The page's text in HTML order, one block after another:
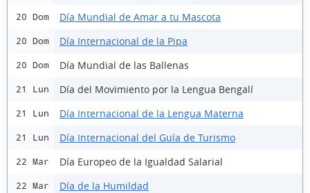
20 Dom Día Mundial de Amar a tu Mascota
20 Dom Día Internacional de la Pipa
20 Dom Día Mundial de las Ballenas
21 Lun Día del Movimiento por la Lengua Bengalí
21 Lun Día Internacional de la Lengua Materna
21 Lun Día Internacional del Guía de Turismo
22 Mar Día Europeo de la Igualdad Salarial
22 Mar Día de la Humildad